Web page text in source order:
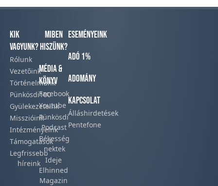
Kik
vagyunk?
Rólunk
Vezetőink
Történelmünk​
Pünkösdi100
Gyülekezeteink​
Misszióink​
Intézményeink
Támogatások
Legfrissebb
híreink​
Miben
hiszünk?
Média &
Könyv
Facebook​
Youtube
Pünkösdi
Podcast​
Békesség
nektek
Ideje
Elhinned
Magazin
Eseményeink
Adó 1%
Adomány
Kapcsolat
Álláshirdetések
Pentefone